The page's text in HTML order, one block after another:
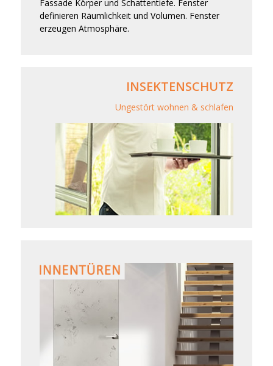
Fassade Körper und Schattentiefe. Fenster
definieren Räumlichkeit und Volumen. Fenster
erzeugen Atmosphäre.
INSEKTENSCHUTZ
Ungestört wohnen & schlafen